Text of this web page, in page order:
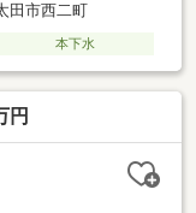
田市西二町
本下水
円